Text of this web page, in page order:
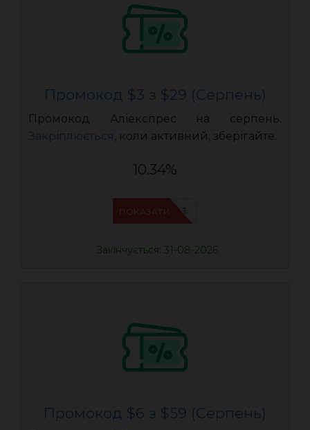
Промокод $3 з $29 (Серпень)
Промокод Аліекспрес на серпень.
Закріплюється, коли активний, зберігайте.
10.34%
IFPOJIX3
ПОКАЗАТИ
Закінчується: 31-08-2026
Промокод $6 з $59 (Серпень)